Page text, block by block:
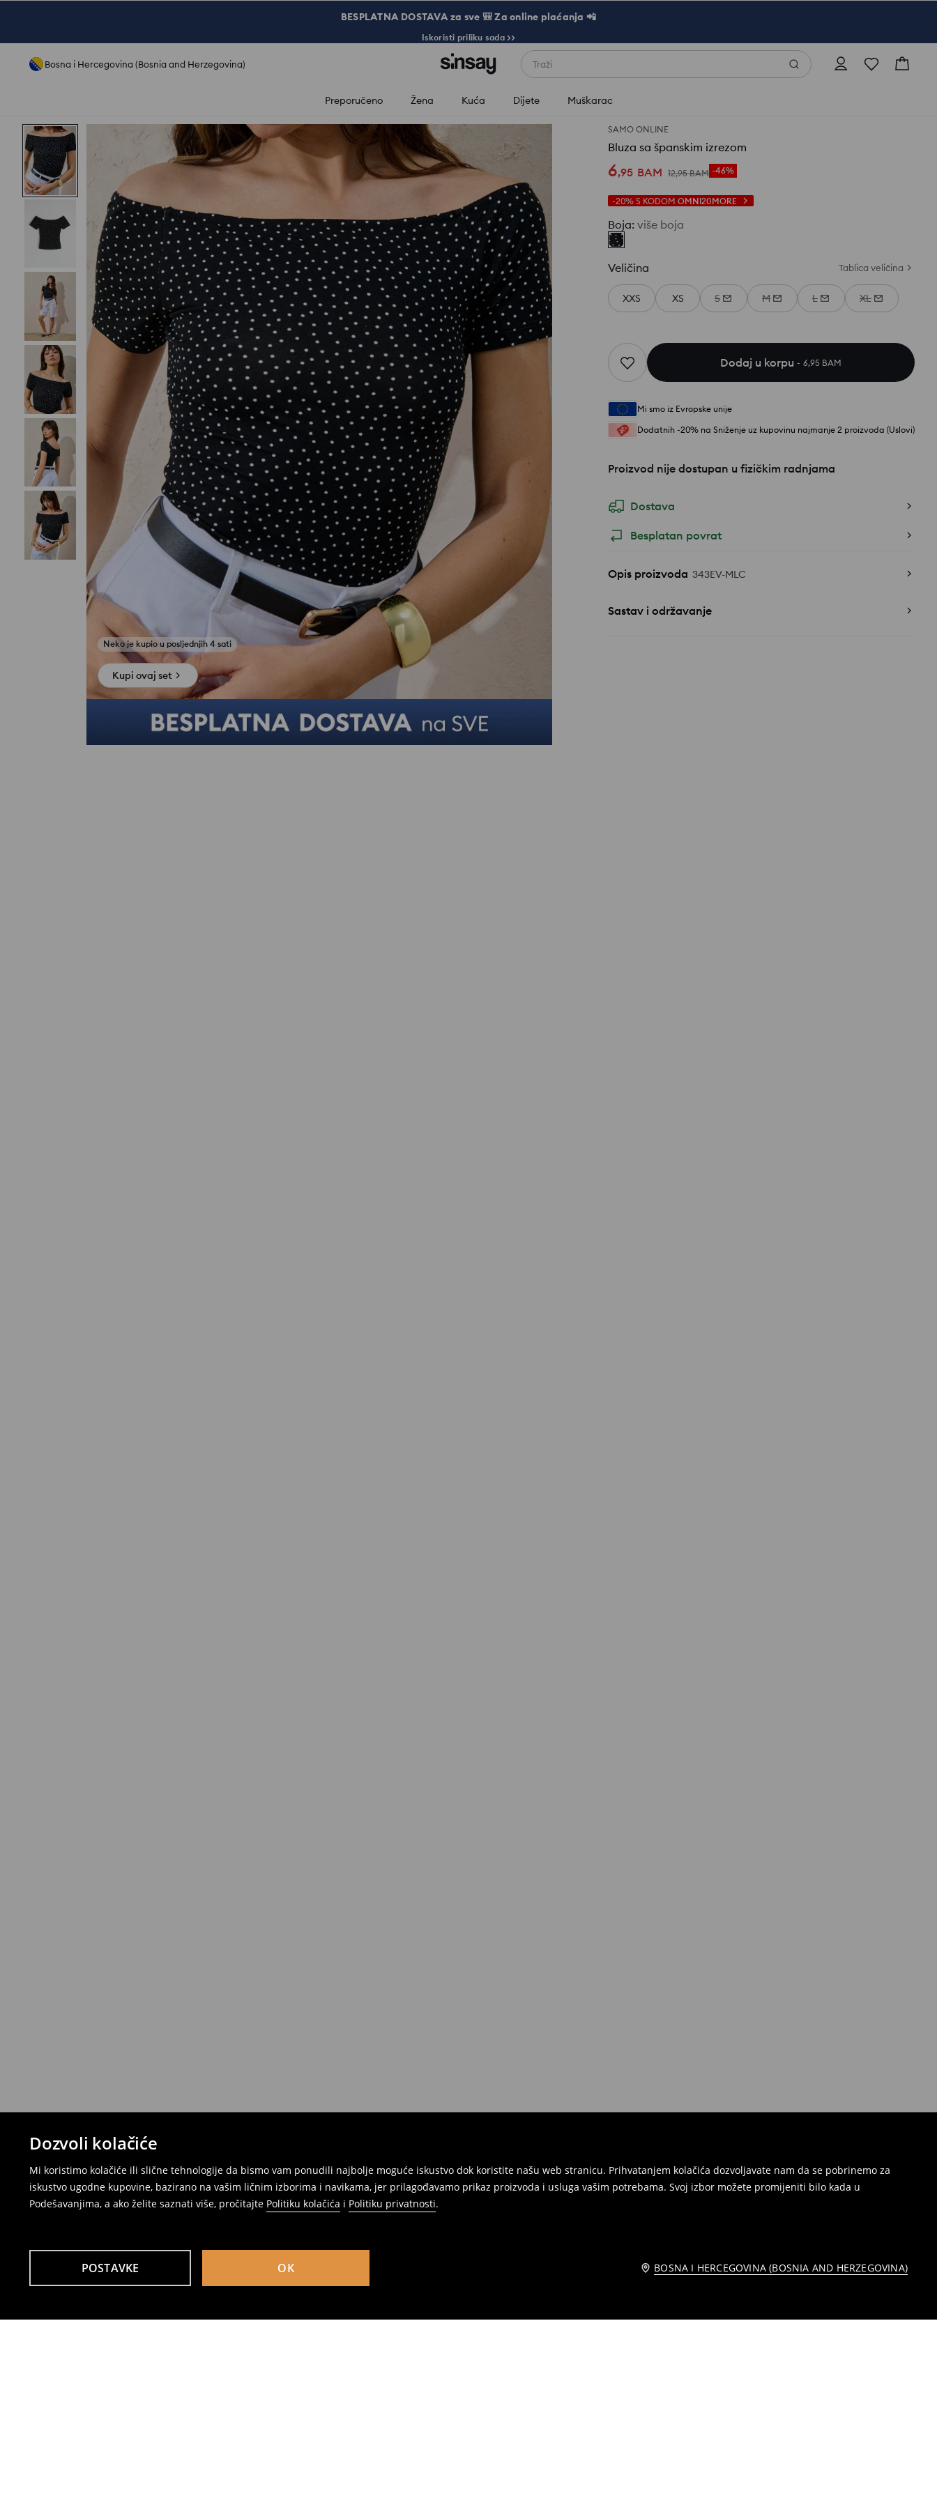
Dozvoli kolačiće
Mi koristimo kolačiće ili slične tehnologije da bismo vam ponudili najbolje moguće iskustvo dok koristite našu web stranicu. Prihvatanjem kolačića dozvoljavate nam da se pobrinemo za
iskustvo ugodne kupovine, bazirano na vašim ličnim izborima i navikama, jer prilagođavamo prikaz proizvoda i usluga vašim potrebama. Svoj izbor možete promijeniti bilo kada u
Podešavanjima, a ako želite saznati više, pročitajte Politiku kolačića i Politiku privatnosti.
POSTAVKE OK BOSNA I HERCEGOVINA (BOSNIA AND HERZEGOVINA)
BESPLATNA DOSTAVA za sve 🎒 Za online plaćanja 📲
Iskoristi priliku sada >>
Bosna i Hercegovina (Bosnia and Herzegovina) Traži
Preporučeno Žena Kuća Dijete Muškarac
SAMO ONLINE
Bluza sa španskim izrezom
6,95 BAM 12,95 BAM -46%
-20% S KODOM OMNI20MORE
Boja: više boja
Veličina Tablica veličina
XXS XS S M L XL
Dodaj u korpu 6,95 BAM
Mi smo iz Evropske unije
Dodatnih -20% na Sniženje uz kupovinu najmanje 2 proizvoda (Uslovi)
Proizvod nije dostupan u fizičkim radnjama
Dostava
Besplatan povrat
Opis proizvoda 343EV-MLC
Sastav i održavanje
Kupi ovaj set